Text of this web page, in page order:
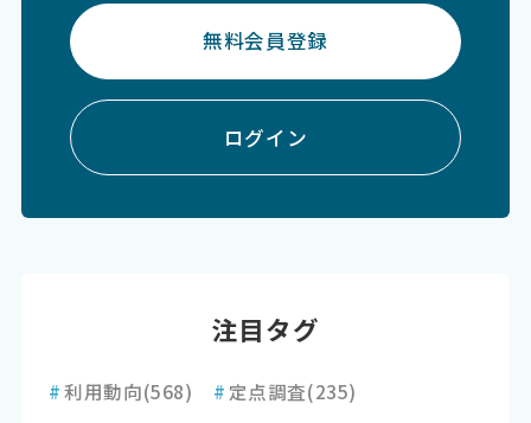
無料会員登録
ログイン
注目タグ
#利用動向(568) # 定点調査(235)